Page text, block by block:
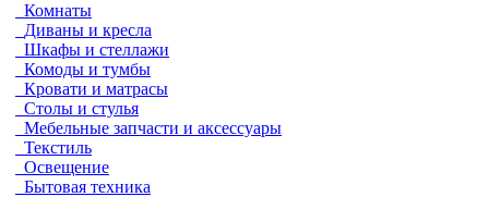
Комнаты
Диваны и кресла
Шкафы и стеллажи
Комоды и тумбы
Кровати и матрасы
Столы и стулья
Мебельные запчасти и аксессуары
Текстиль
Освещение
Бытовая техника